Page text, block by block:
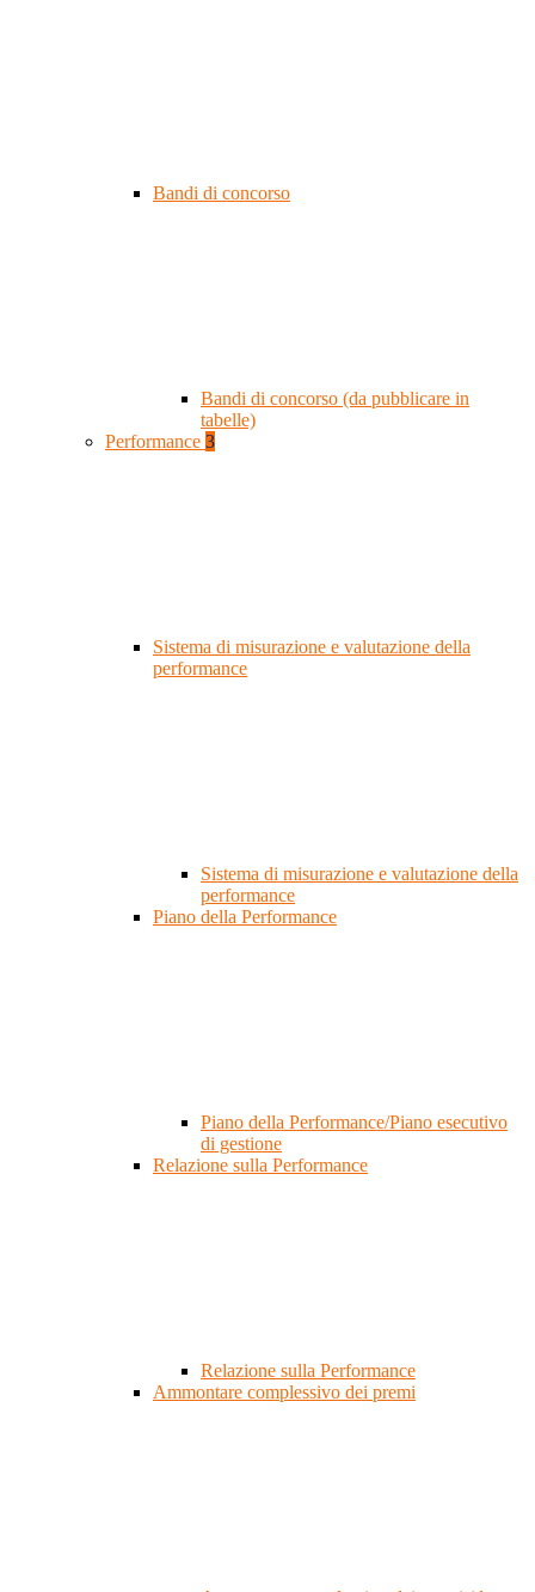
Bandi di concorso
Bandi di concorso (da pubblicare in
tabelle)
Performance 3
Sistema di misurazione e valutazione della
performance
Sistema di misurazione e valutazione della
performance
Piano della Performance
Piano della Performance/Piano esecutivo
di gestione
Relazione sulla Performance
Relazione sulla Performance
Ammontare complessivo dei premi